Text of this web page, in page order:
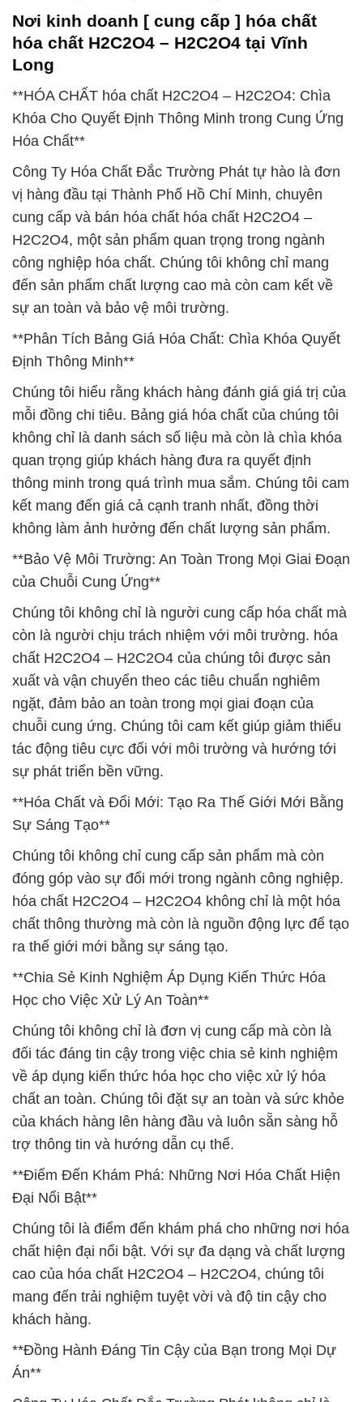
Nơi kinh doanh [ cung cấp ] hóa chất
hóa chất H2C2O4 – H2C2O4 tại Vĩnh
Long
**HÓA CHẤT hóa chất H2C2O4 – H2C2O4: Chìa
Khóa Cho Quyết Định Thông Minh trong Cung Ứng
Hóa Chất**
Công Ty Hóa Chất Đắc Trường Phát tự hào là đơn
vị hàng đầu tại Thành Phố Hồ Chí Minh, chuyên
cung cấp và bán hóa chất hóa chất H2C2O4 –
H2C2O4, một sản phẩm quan trọng trong ngành
công nghiệp hóa chất. Chúng tôi không chỉ mang
đến sản phẩm chất lượng cao mà còn cam kết về
sự an toàn và bảo vệ môi trường.
**Phân Tích Bảng Giá Hóa Chất: Chìa Khóa Quyết
Định Thông Minh**
Chúng tôi hiểu rằng khách hàng đánh giá giá trị của
mỗi đồng chi tiêu. Bảng giá hóa chất của chúng tôi
không chỉ là danh sách số liệu mà còn là chìa khóa
quan trọng giúp khách hàng đưa ra quyết định
thông minh trong quá trình mua sắm. Chúng tôi cam
kết mang đến giá cả cạnh tranh nhất, đồng thời
không làm ảnh hưởng đến chất lượng sản phẩm.
**Bảo Vệ Môi Trường: An Toàn Trong Mọi Giai Đoạn
của Chuỗi Cung Ứng**
Chúng tôi không chỉ là người cung cấp hóa chất mà
còn là người chịu trách nhiệm với môi trường. hóa
chất H2C2O4 – H2C2O4 của chúng tôi được sản
xuất và vận chuyển theo các tiêu chuẩn nghiêm
ngặt, đảm bảo an toàn trong mọi giai đoạn của
chuỗi cung ứng. Chúng tôi cam kết giúp giảm thiểu
tác động tiêu cực đối với môi trường và hướng tới
sự phát triển bền vững.
**Hóa Chất và Đổi Mới: Tạo Ra Thế Giới Mới Bằng
Sự Sáng Tạo**
Chúng tôi không chỉ cung cấp sản phẩm mà còn
đóng góp vào sự đổi mới trong ngành công nghiệp.
hóa chất H2C2O4 – H2C2O4 không chỉ là một hóa
chất thông thường mà còn là nguồn động lực để tạo
ra thế giới mới bằng sự sáng tạo.
**Chia Sẻ Kinh Nghiệm Áp Dụng Kiến Thức Hóa
Học cho Việc Xử Lý An Toàn**
Chúng tôi không chỉ là đơn vị cung cấp mà còn là
đối tác đáng tin cậy trong việc chia sẻ kinh nghiệm
về áp dụng kiến thức hóa học cho việc xử lý hóa
chất an toàn. Chúng tôi đặt sự an toàn và sức khỏe
của khách hàng lên hàng đầu và luôn sẵn sàng hỗ
trợ thông tin và hướng dẫn cụ thể.
**Điểm Đến Khám Phá: Những Nơi Hóa Chất Hiện
Đại Nổi Bật**
Chúng tôi là điểm đến khám phá cho những nơi hóa
chất hiện đại nổi bật. Với sự đa dạng và chất lượng
cao của hóa chất H2C2O4 – H2C2O4, chúng tôi
mang đến trải nghiệm tuyệt vời và độ tin cậy cho
khách hàng.
**Đồng Hành Đáng Tin Cậy của Bạn trong Mọi Dự
Án**